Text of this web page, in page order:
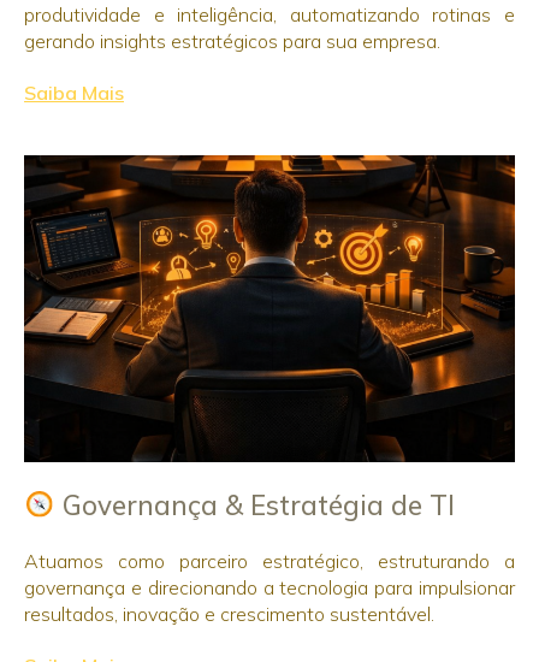
produtividade e inteligência, automatizando rotinas e
gerando insights estratégicos para sua empresa.
Saiba Mais
Governança & Estratégia de TI
Atuamos como parceiro estratégico, estruturando a
governança e direcionando a tecnologia para impulsionar
resultados, inovação e crescimento sustentável.